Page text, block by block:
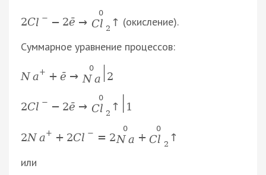
2Cl − − 2ē →
0
Cl 2
↑ (окисление).
Суммарное уравнение процессов:
Na+ + ē →
0
N a 2
2Cl − − 2ē →
0
Cl 2
↑ 1
2Na+ + 2Cl − = 2
0
N a +
0
Cl 2
↑
или